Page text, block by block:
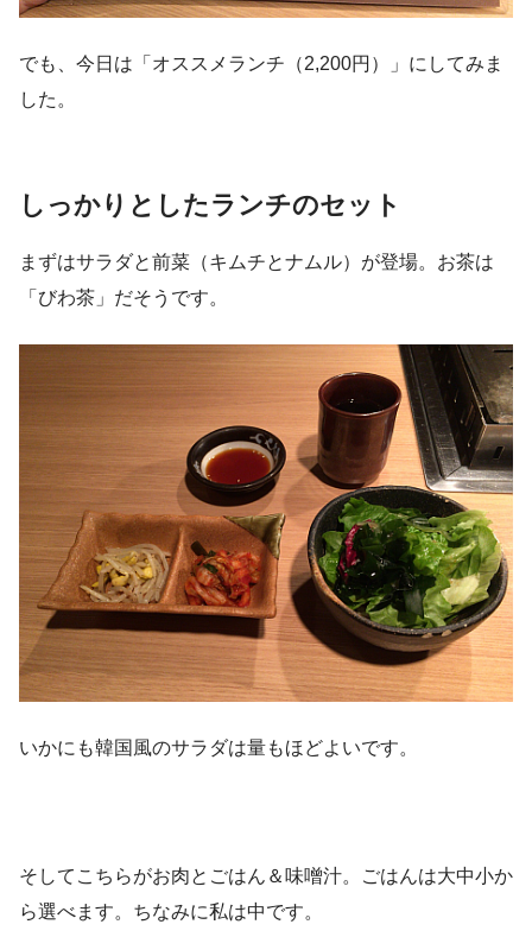
でも、今日は「オススメランチ（2,200円）」にしてみま
した。
しっかりとしたランチのセット
まずはサラダと前菜（キムチとナムル）が登場。お茶は
「びわ茶」だそうです。
いかにも韓国風のサラダは量もほどよいです。
そしてこちらがお肉とごはん＆味噌汁。ごはんは大中小か
ら選べます。ちなみに私は中です。